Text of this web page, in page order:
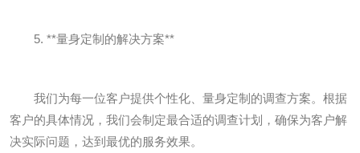
5. **量身定制的解决方案**
我们为每一位客户提供个性化、量身定制的调查方案。根据
客户的具体情况，我们会制定最合适的调查计划，确保为客户解
决实际问题，达到最优的服务效果。